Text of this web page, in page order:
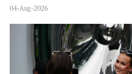
04-Aug-2026